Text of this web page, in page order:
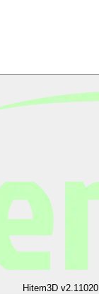
Hitem3D v2.1 1020